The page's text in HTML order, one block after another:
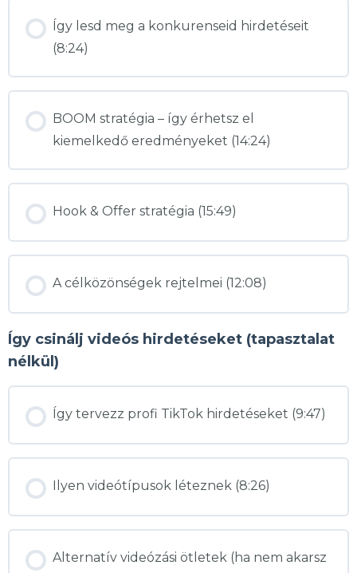
Így lesd meg a konkurenseid hirdetéseit
(8:24)
BOOM stratégia – így érhetsz el
kiemelkedő eredményeket (14:24)
Hook & Offer stratégia (15:49)
A célközönségek rejtelmei (12:08)
Így csinálj videós hirdetéseket (tapasztalat
nélkül)
Így tervezz profi TikTok hirdetéseket (9:47)
Ilyen videótípusok léteznek (8:26)
Alternatív videózási ötletek (ha nem akarsz